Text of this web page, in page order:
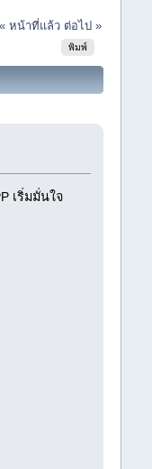
« หน้าที่แล้ว ต่อไป »
พิมพ์
เริ่มมั่นใจ